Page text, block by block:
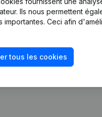
Ils nous permettent
importantes. Ceci afin
tous les cookies